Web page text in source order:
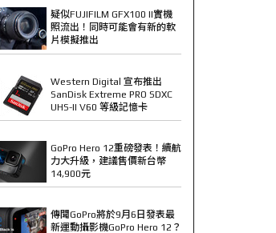
疑似FUJIFILM GFX100 II實機
照流出！同時可能會有新的軟
片模擬推出
Western Digital 宣布推出
SanDisk Extreme PRO SDXC
UHS-II V60 等級記憶卡
GoPro Hero 12重磅發表！續航
力大升級，建議售價新台幣
14,900元
傳聞GoPro將於9月6日發表最
新運動攝影機GoPro Hero 12？